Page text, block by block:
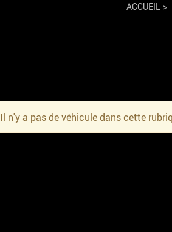
ACCUEIL >
Il n'y a pas de véhicule dans cette